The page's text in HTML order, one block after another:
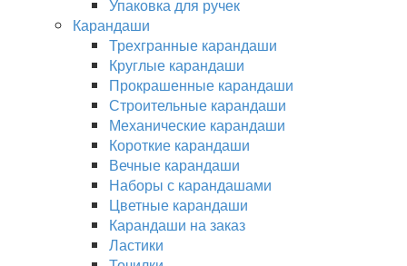
Упаковка для ручек
Карандаши
Трехгранные карандаши
Круглые карандаши
Прокрашенные карандаши
Строительные карандаши
Механические карандаши
Короткие карандаши
Вечные карандаши
Наборы с карандашами
Цветные карандаши
Карандаши на заказ
Ластики